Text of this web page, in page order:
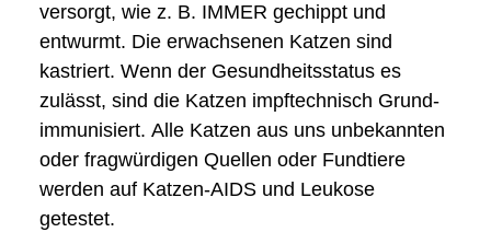
versorgt, wie z. B. IMMER gechippt und
entwurmt. Die erwachsenen Katzen sind
kastriert. Wenn der Gesundheitsstatus es
zulässt, sind die Katzen impftechnisch Grund-
immunisiert. Alle Katzen aus uns unbekannten
oder fragwürdigen Quellen oder Fundtiere
werden auf Katzen-AIDS und Leukose
getestet.